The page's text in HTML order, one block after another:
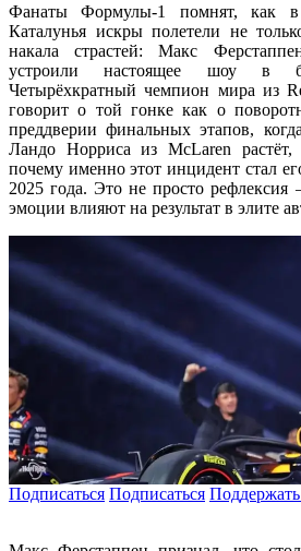
Фанаты Формулы-1 помнят, как в
Каталунья искры полетели не
накала страстей: Макс
устроили настоящее шоу в
Четырёхкратный чемпион мира из
говорит о той гонке как о
преддверии финальных этапов,
Ландо Норриса из McLaren растёт,
почему именно этот инцидент стал
2025 года. Это не просто рефлексия
эмоции влияют на результат в элите
Подписаться Подписаться